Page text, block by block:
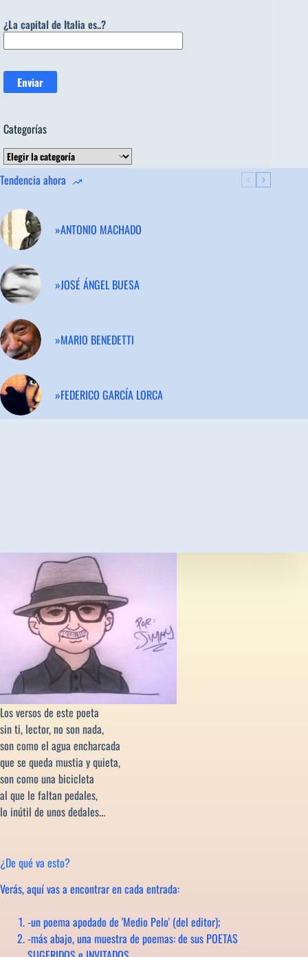
¿La capital de Italia es..?
Categorías
Categorías
Tendencia ahora
»ANTONIO MACHADO
»JOSÉ ÁNGEL BUESA
»MARIO BENEDETTI
»FEDERICO GARCÍA LORCA
Los versos de este poeta
sin ti, lector, no son nada,
son como el agua encharcada
que se queda mustia y quieta,
son como una bicicleta
al que le faltan pedales,
lo inútil de unos dedales...
¿De qué va esto?
Verás, aquí vas a encontrar en cada entrada:
-un poema apodado de 'Medio Pelo' (del editor);
-más abajo, una muestra de poemas: de sus POETAS